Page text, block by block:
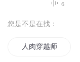
6
您是不是在找：
人肉穿越师